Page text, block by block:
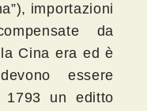
importazioni
da
Cina era ed è
essere
1793 un editto